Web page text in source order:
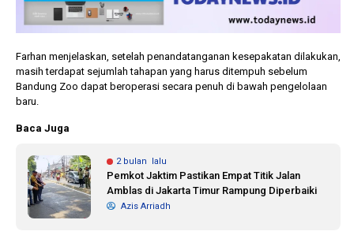
Farhan menjelaskan, setelah penandatanganan kesepakatan dilakukan,
masih terdapat sejumlah tahapan yang harus ditempuh sebelum
Bandung Zoo dapat beroperasi secara penuh di bawah pengelolaan
baru.
Baca Juga
2 bulan lalu
Pemkot Jaktim Pastikan Empat Titik Jalan
Amblas di Jakarta Timur Rampung Diperbaiki
Azis Arriadh